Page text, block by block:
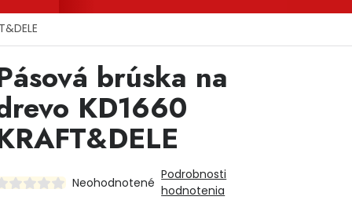
brúska na
KD1660
Neohodnotené
Podrobnosti
hodnotenia